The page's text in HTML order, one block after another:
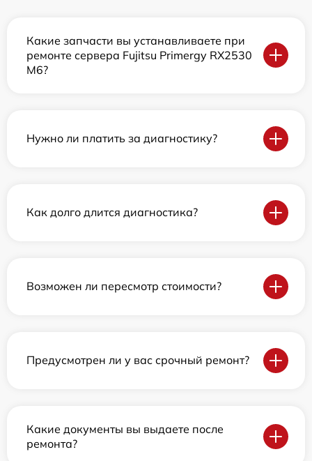
Какие запчасти вы устанавливаете при
ремонте сервера Fujitsu Primergy RX2530
M6?
Нужно ли платить за диагностику?
Как долго длится диагностика?
Возможен ли пересмотр стоимости?
Предусмотрен ли у вас срочный ремонт?
Какие документы вы выдаете после
ремонта?